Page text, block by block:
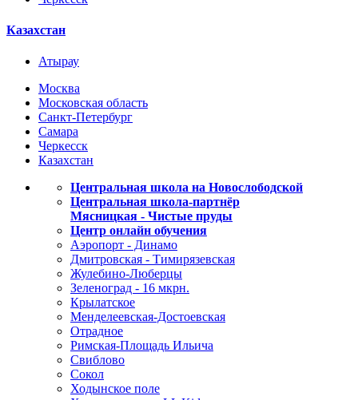
Казахстан
Атырау
Москва
Московская область
Санкт-Петербург
Самара
Черкесск
Казахстан
Центральная школа на Новослободской
Центральная школа-партнёр
Мясницкая - Чистые пруды
Центр онлайн обучения
Аэропорт - Динамо
Дмитровская - Тимирязевская
Жулебино-Люберцы
Зеленоград - 16 мкрн.
Крылатское
Менделеевская-Достоевская
Отрадное
Римская-Площадь Ильича
Свиблово
Сокол
Ходынское поле